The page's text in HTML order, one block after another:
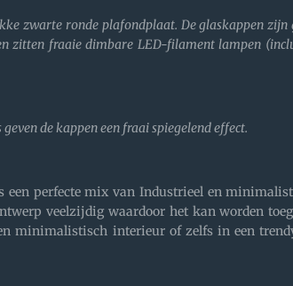
zwarte ronde plafondplaat. De glaskappen zijn
zitten fraaie dimbare LED-filament lampen
de kappen een fraai spiegelend effect.
een perfecte mix van Industrieel en
veelzijdig waardoor het kan worden
minimalistisch interieur of zelfs in een